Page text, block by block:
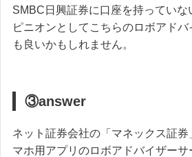
SMBC日興証券に口座を持っていな
ピニオンとしてこちらのロボアド
も良いかもしれません。
③answer
ネット証券会社の「マネックス証
マホ用アプリのロボアドバイザーサ